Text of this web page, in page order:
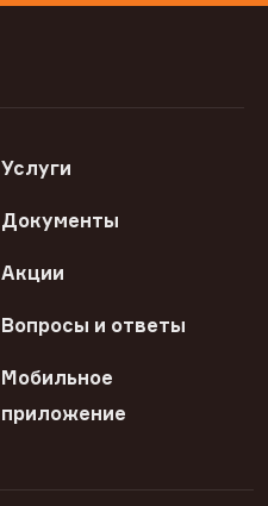
Услуги
Документы
Акции
Вопросы и ответы
Мобильное
приложение